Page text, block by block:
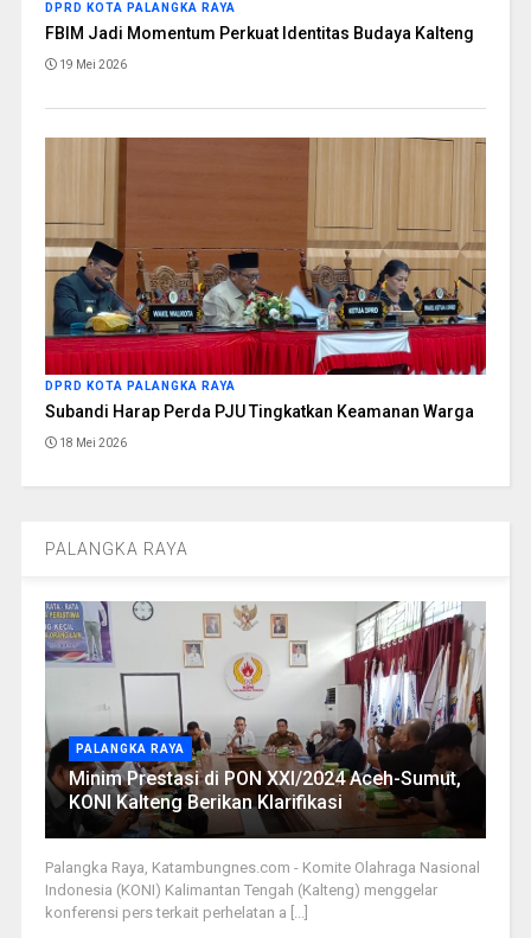
DPRD KOTA PALANGKA RAYA
FBIM Jadi Momentum Perkuat Identitas Budaya Kalteng
19 Mei 2026
DPRD KOTA PALANGKA RAYA
Subandi Harap Perda PJU Tingkatkan Keamanan Warga
18 Mei 2026
PALANGKA RAYA
PALANGKA RAYA
Minim Prestasi di PON XXI/2024 Aceh-Sumut,
KONI Kalteng Berikan Klarifikasi
Palangka Raya, Katambungnes.com - Komite Olahraga Nasional
Indonesia (KONI) Kalimantan Tengah (Kalteng) menggelar
konferensi pers terkait perhelatan a [...]